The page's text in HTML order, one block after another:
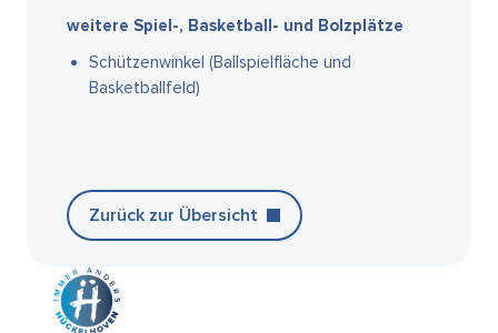
weitere Spiel-, Basketball- und Bolzplätze
Schützenwinkel (Ballspielfläche und
Basketballfeld)
Zurück zur Übersicht